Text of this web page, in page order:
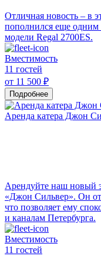
Отличная новость – в
пополнился еще одним
модели Regal 2700ES.
Вместимость
11 гостей
от 11 500 ₽
Подробнее
Аренда катера Джон
Арендуйте наш новый
«Джон Сильвер». Он
что позволяет ему
и каналам Петербурга.
Вместимость
11 гостей